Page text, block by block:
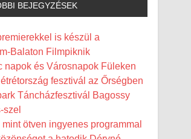
BEJEGYZÉSEK
is készül a
Balaton Filmpiknik
napok és Városnapok Füleken
fesztivál az Őrségben
Táncházfesztivál Bagossy
szel
ötven ingyenes programmal